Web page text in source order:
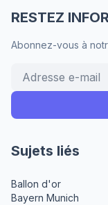
RESTEZ
Abonnez-vous à
Sujets liés
Ballon d'or
Bayern Munich